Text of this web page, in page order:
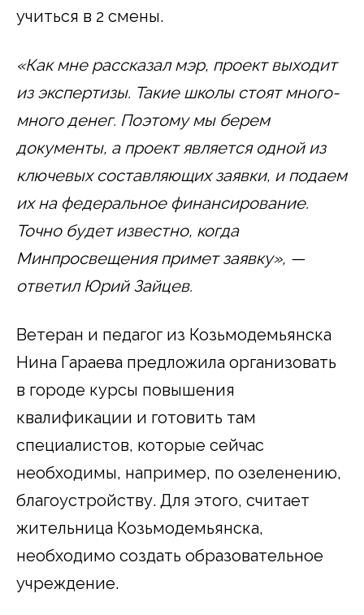
учиться в 2 смены.
«Как мне рассказал мэр, проект выходит
из экспертизы. Такие школы стоят много-
много денег. Поэтому мы берем
документы, а проект является одной из
ключевых составляющих заявки, и подаем
их на федеральное финансирование.
Точно будет известно, когда
Минпросвещения примет заявку», —
ответил Юрий Зайцев.
Ветеран и педагог из Козьмодемьянска
Нина Гараева предложила организовать
в городе курсы повышения
квалификации и готовить там
специалистов, которые сейчас
необходимы, например, по озеленению,
благоустройству. Для этого, считает
жительница Козьмодемьянска,
необходимо создать образовательное
учреждение.